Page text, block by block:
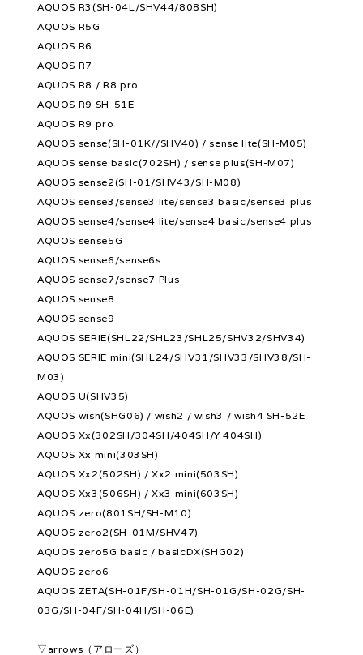
AQUOS R3(SH-04L/SHV44/808SH)
AQUOS R5G
AQUOS R6
AQUOS R7
AQUOS R8 / R8 pro
AQUOS R9 SH-51E
AQUOS R9 pro
AQUOS sense(SH-01K//SHV40) / sense lite(SH-M05)
AQUOS sense basic(702SH) / sense plus(SH-M07)
AQUOS sense2(SH-01/SHV43/SH-M08)
AQUOS sense3/sense3 lite/sense3 basic/sense3 plus
AQUOS sense4/sense4 lite/sense4 basic/sense4 plus
AQUOS sense5G
AQUOS sense6/sense6s
AQUOS sense7/sense7 Plus
AQUOS sense8
AQUOS sense9
AQUOS SERIE(SHL22/SHL23/SHL25/SHV32/SHV34)
AQUOS SERIE mini(SHL24/SHV31/SHV33/SHV38/SH-
M03)
AQUOS U(SHV35)
AQUOS wish(SHG06) / wish2 / wish3 / wish4 SH-52E
AQUOS Xx(302SH/304SH/404SH/Y 404SH)
AQUOS Xx mini(303SH)
AQUOS Xx2(502SH) / Xx2 mini(503SH)
AQUOS Xx3(506SH) / Xx3 mini(603SH)
AQUOS zero(801SH/SH-M10)
AQUOS zero2(SH-01M/SHV47)
AQUOS zero5G basic / basicDX(SHG02)
AQUOS zero6
AQUOS ZETA(SH-01F/SH-01H/SH-01G/SH-02G/SH-
03G/SH-04F/SH-04H/SH-06E)
▽arrows（アローズ）